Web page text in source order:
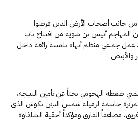
من جانب أصحاب الأرض الذين فرضوا
المهاجم أنيس بن شوية من افتتاح باب
في الدقيقة 30 بعد عمل جماعي منظم أنهاه بلمسة رائعة داخل
والأبيض.
ضغطه الهجومي بحثاً عن تأمين النتيجة،
بتمريرة حاسمة لزميله شمس الدين بكوش الذي
مضاعفاً الفارق ومؤكداً أحقية الشلفاوة